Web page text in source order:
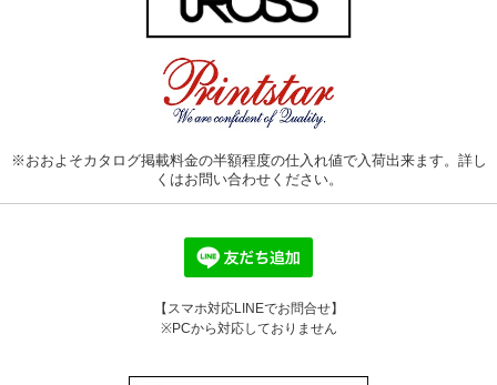
※おおよそカタログ掲載料金の半額程度の仕入れ値で入荷出来ます。詳し
くはお問い合わせください。
【スマホ対応LINEでお問合せ】
※PCから対応しておりません